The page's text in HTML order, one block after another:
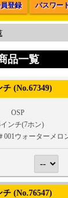
登録 パスワー
品一覧
(No.67349)
OSP
ンチ(7ホン)
001ウォーターメロ
(No.76547)